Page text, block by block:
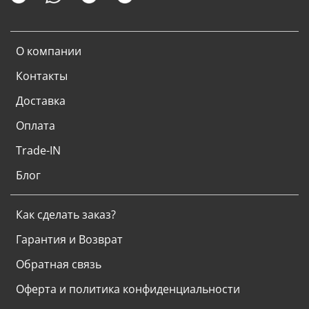
О компании
Контакты
Доставка
Оплата
Trade-IN
Блог
Как сделать заказ?
Гарантия и Возврат
Обратная связь
Оферта и политика конфиденциальности